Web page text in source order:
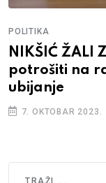
POLITIKA
NIKŠIĆ ŽALI
potrošiti na
ubijanje
7. OKTOBAR 2023.